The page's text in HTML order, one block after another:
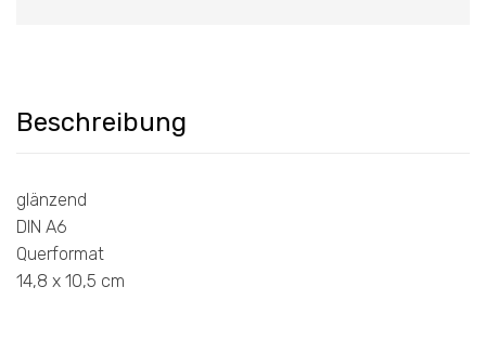
Beschreibung
glänzend
DIN A6
Querformat
14,8 x 10,5 cm